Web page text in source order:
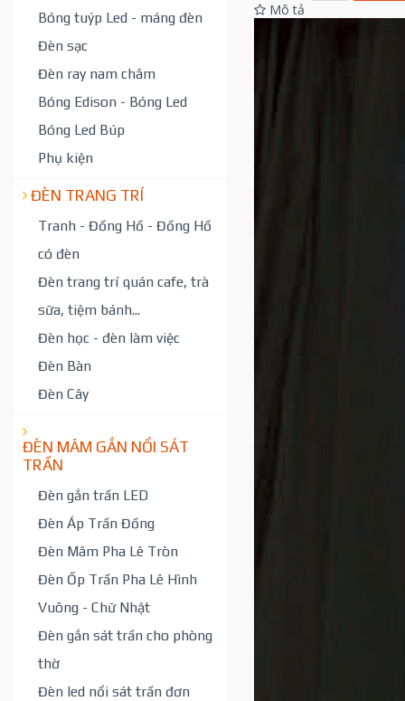
Bóng tuýp Led - máng đèn
Đèn sạc
Đèn ray nam châm
Bóng Edison - Bóng Led
Bóng Led Búp
Phụ kiện
ĐÈN TRANG TRÍ
Tranh - Đồng Hồ - Đồng Hồ
có đèn
Đèn trang trí quán cafe, trà
sữa, tiệm bánh...
Đèn học - đèn làm việc
Đèn Bàn
Đèn Cây
ĐÈN MÂM GẮN NỔI SÁT
TRẦN
Đèn gắn trần LED
Đèn Áp Trần Đồng
Đèn Mâm Pha Lê Tròn
Đèn Ốp Trần Pha Lê Hình
Vuông - Chữ Nhật
Đèn gắn sát trần cho phòng
thờ
Đèn led nổi sát trần đơn
Mô tả